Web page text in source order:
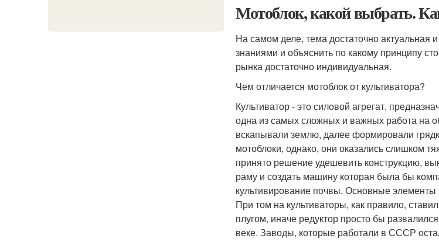
Мотоблок, какой выбрать.
На самом деле, тема достаточно актуальная
знаниями и объяснить по какому принципу
рынка достаточно индивидуальная.
Чем отличается мотоблок от культиватора?
Культиватор - это силовой агрегат,
одна из самых сложных и важных работа на
вскапывали землю, далее формировали
мотоблоки, однако, они оказались слишком
принято решение удешевить конструкцию,
раму и создать машину которая была бы
культивирование почвы. Основные элементы
При том на культиваторы, как правило,
плугом, иначе редуктор просто бы
веке. Заводы, которые работали в СССР